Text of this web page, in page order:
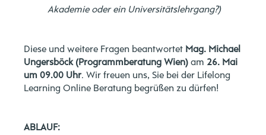
Akademie oder ein Universitätslehrgang?)
Diese und weitere Fragen beantwortet Mag. Michael
Ungersböck (Programmberatung Wien) am 26. Mai
um 09.00 Uhr. Wir freuen uns, Sie bei der Lifelong
Learning Online Beratung begrüßen zu dürfen!
ABLAUF: